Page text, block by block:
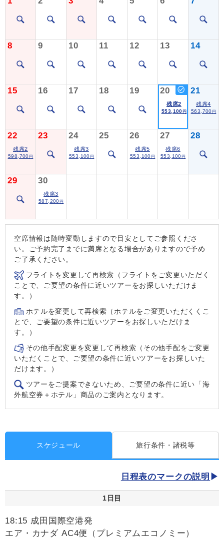
8 9 10 11 12 13 14
15 16 17 18 19 20
残席2
553,100 円
21
残席4
563,700 円
22
残席2
598,700 円
23 24
残席3
553,100 円
25 26
残席5
553,100 円
27
残席6
553,100 円
28
29 30
残席3
587,200 円
空席情報は随時変動しますので目安としてご参照くださ
い。ご予約完了までに満席となる場合がありますので予め
ご了承ください。
フライトを変更して再検索（フライトをご変更いただく
ことで、ご要望の条件に近いツアーをお探しいただけま
す。）
ホテルを変更して再検索（ホテルをご変更いただくくこ
とで、ご要望の条件に近いツアーをお探しいただけま
す。）
その他手配変更を変更して再検索（その他手配をご変更
いただくことで、ご要望の条件に近いツアーをお探しいた
だけます。）
ツアーをご提案できないため、ご要望の条件に近い「海
外航空券＋ホテル」商品のご案内となります。
スケジュール 旅行条件・諸税等
日程表のマークの説明
1日目
18:15 成田国際空港発
エア・カナダ AC4便（プレミアムエコノミー）